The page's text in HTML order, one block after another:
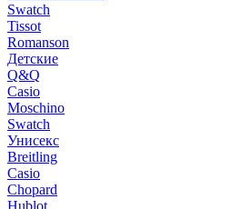
Swatch
Tissot
Romanson
Детские
Q&Q
Casio
Moschino
Swatch
Унисекс
Breitling
Casio
Chopard
Hublot